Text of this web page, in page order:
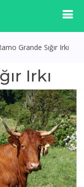
Grande Sığır Irkı
Irkı